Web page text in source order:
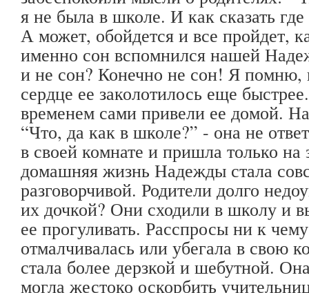
я не была в школе. И как сказать
А может, обойдется и все пройдет,
именно сон вспомнился нашей
и не сон? Конечно не сон! Я
сердце ее заколотилось еще
временем сами привели ее домой.
“Что, да как в школе?” - она не
в своей комнате и пришла только
домашняя жизнь Надежды стала
разговорчивой. Родители долго
их дочкой? Они сходили в школу и
ее прогуливать. Расспросы ни к
отмалчивалась или убегала в свою
стала более дерзкой и шебутной.
могла жестоко оскорбить